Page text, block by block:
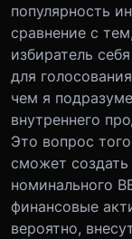
популярность
сравнение с
избиратель
для
чем я
внутреннего
Это вопрос
сможет
номинального
финансовые
вероятно,